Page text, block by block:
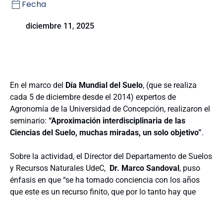
Fecha
diciembre 11, 2025
En el marco del Día Mundial del Suelo, (que se realiza
cada 5 de diciembre desde el 2014) expertos de
Agronomía de la Universidad de Concepción, realizaron el
seminario: “Aproximación interdisciplinaria de las
Ciencias del Suelo, muchas miradas, un solo objetivo”.
Sobre la actividad, el Director del Departamento de Suelos
y Recursos Naturales UdeC, Dr. Marco Sandoval, puso
énfasis en que “se ha tomado conciencia con los años
que este es un recurso finito, que por lo tanto hay que